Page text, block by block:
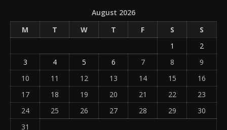
August 2026
M
T W T F S
S
1
2
3
4 5 6 7 8
9
10
11 12 13 14 15
16
17
18 19 20 21 22
23
24
25 26 27 28 29
30
31